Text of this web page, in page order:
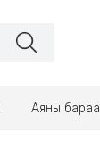
Аяны бараа